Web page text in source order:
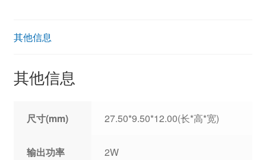
其他信息
其他信息
尺寸(mm) 27.50*9.50*12.00(长*高*宽)
输出功率 2W